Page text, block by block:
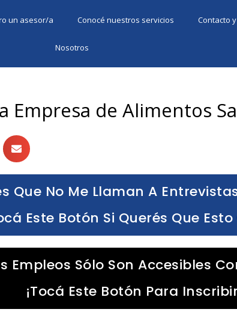
un asesor/a Conocé nuestros servicios Contacto
Nosotros
Empresa de Alimentos
Que No Me Llaman A
Este Botón Si Querés Que
Empleos Sólo Son Accesibles
¡Tocá Este Botón Para